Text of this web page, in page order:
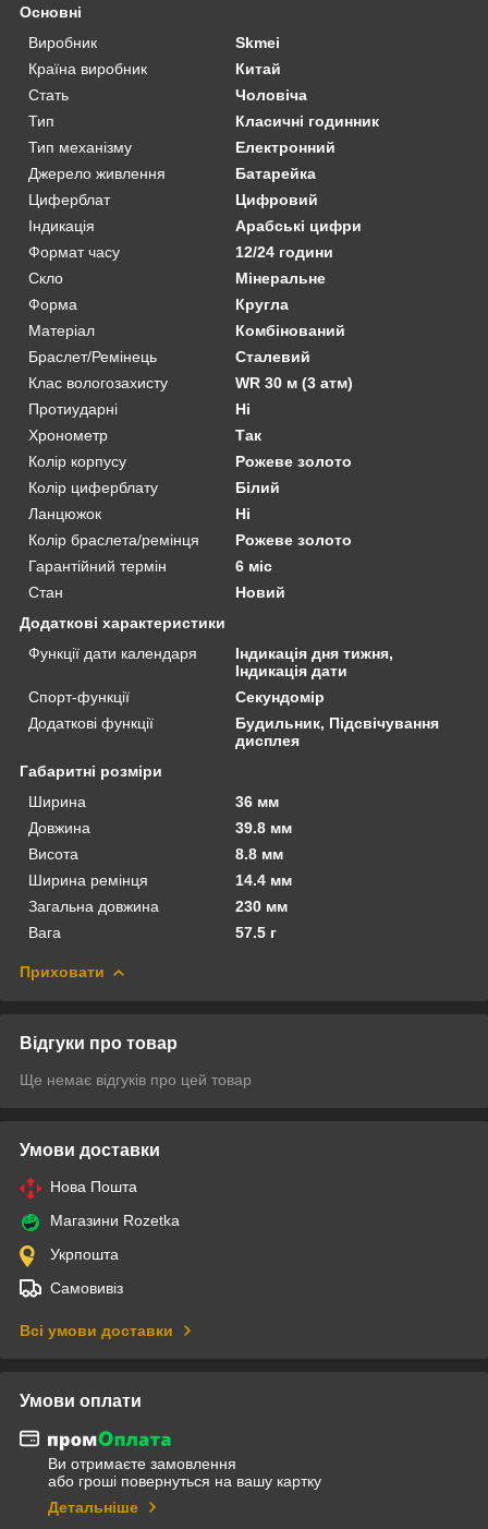
Основні
Виробник
Skmei
Країна виробник
Китай
Стать
Чоловіча
Тип
Класичні годинник
Тип механізму
Електронний
Джерело живлення
Батарейка
Циферблат
Цифровий
Індикація
Арабські цифри
Формат часу
12/24 години
Скло
Мінеральне
Форма
Кругла
Матеріал
Комбінований
Браслет/Ремінець
Сталевий
Клас вологозахисту
WR 30 м (3 атм)
Протиударні
Ні
Хронометр
Так
Колір корпусу
Рожеве золото
Колір циферблату
Білий
Ланцюжок
Ні
Колір браслета/ремінця
Рожеве золото
Гарантійний термін
6 міс
Стан
Новий
Додаткові характеристики
Функції дати календаря
Індикація дня тижня,
Індикація дати
Спорт-функції
Секундомір
Додаткові функції
Будильник, Підсвічування
дисплея
Габаритні розміри
Ширина
36 мм
Довжина
39.8 мм
Висота
8.8 мм
Ширина ремінця
14.4 мм
Загальна довжина
230 мм
Вага
57.5 г
Приховати
Відгуки про товар
Ще немає відгуків про цей товар
Умови доставки
Нова Пошта
Магазини Rozetka
Укрпошта
Самовивіз
Всі умови доставки
Умови оплати
Ви отримаєте замовлення
або гроші повернуться на вашу картку
Детальніше